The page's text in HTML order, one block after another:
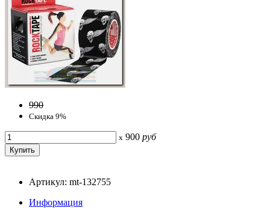
990
Скидка 9%
x 900 руб
Артикул: mt-132755
Информация